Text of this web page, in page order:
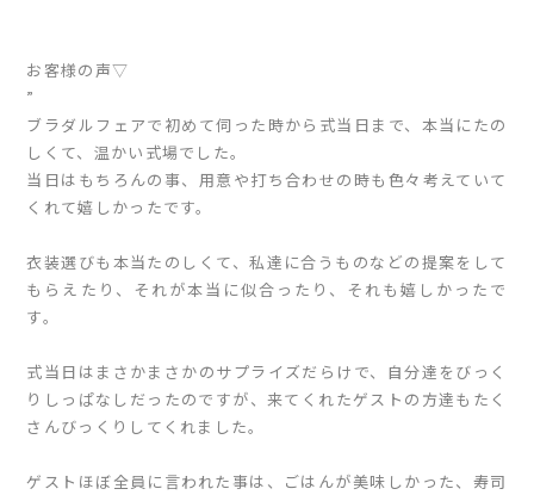
お客様の声▽
”
ブラダルフェアで初めて伺った時から式当日まで、本当にたの
しくて、温かい式場でした。
当日はもちろんの事、用意や打ち合わせの時も色々考えていて
くれて嬉しかったです。
衣装選びも本当たのしくて、私達に合うものなどの提案をして
もらえたり、それが本当に似合ったり、それも嬉しかったで
す。
式当日はまさかまさかのサプライズだらけで、自分達をびっく
りしっぱなしだったのですが、来てくれたゲストの方達もたく
さんびっくりしてくれました。
ゲストほぼ全員に言われた事は、ごはんが美味しかった、寿司